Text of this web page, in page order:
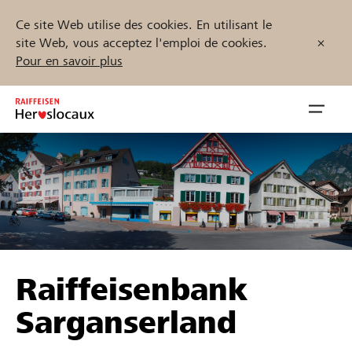
Ce site Web utilise des cookies. En utilisant le
site Web, vous acceptez l'emploi de cookies.
Pour en savoir plus
Inhalt
springen
öffnen
Parrainer
Soutien & assistance
Trouvez des projets et des organisations
Démarrez maintenant
Raiffeisenbank
Sarganserland